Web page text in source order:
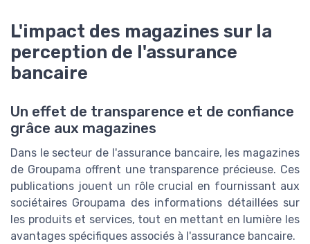
L'impact des magazines sur la
perception de l'assurance
bancaire
Un effet de transparence et de confiance
grâce aux magazines
Dans le secteur de l'assurance bancaire, les magazines
de Groupama offrent une transparence précieuse. Ces
publications jouent un rôle crucial en fournissant aux
sociétaires Groupama des informations détaillées sur
les produits et services, tout en mettant en lumière les
avantages spécifiques associés à l'assurance bancaire.